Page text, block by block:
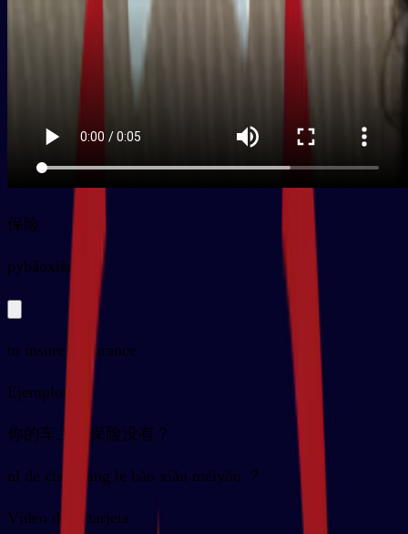
保险
pybǎoxiǎn
to insure; insurance
Ejemplos
你的车上了保险没有？
nǐ de chē shàng le bǎo xiǎn méiyǒu ？
Vídeo de la tarjeta